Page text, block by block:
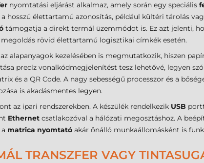
nyomtatási eljárást alkalmaz, amely során egy speciális
hosszú élettartamú azonosítás, például kültéri tárolás
támogatja a direkt termál üzemmódot is. Ez azt jelenti,
rövid élettartamú logisztikai címkék esetén.
alapanyagok kezelésében is megmutatkozik, hiszen
precíz vonalkódmegjelenítést tesz lehetővé, legyen
és a QR Code. A nagy sebességű processzor és a
is akadásmentes legyen.
az ipari rendszerekben. A készülék rendelkezik USB
Ethernet csatlakozóval a hálózati megosztáshoz. A
matrica nyomtató akár önálló munkaállomásként is
TRANSZFER VAGY